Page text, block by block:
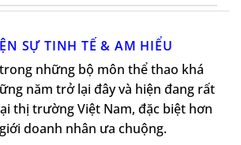
SỰ TINH TẾ & AM HIỂU
những bộ môn thể thao khá
năm trở lại đây và hiện đang rất
thị trường Việt Nam, đặc biệt hơn
doanh nhân ưa chuộng.